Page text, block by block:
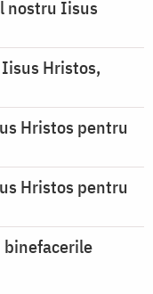
nostru Iisus
Hristos,
Hristos pentru
Hristos pentru